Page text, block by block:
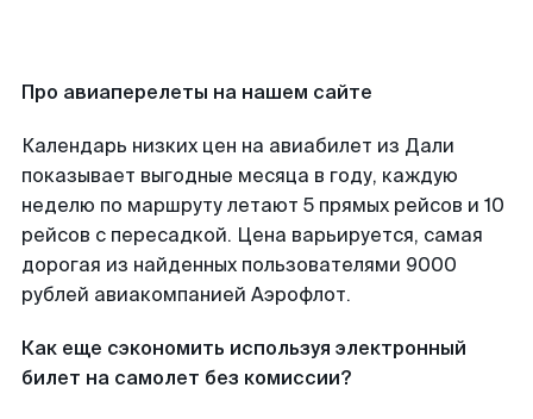
Про авиаперелеты на нашем сайте
Календарь низких цен на авиабилет из Дали
показывает выгодные месяца в году, каждую
неделю по маршруту летают 5 прямых рейсов и 10
рейсов с пересадкой. Цена варьируется, самая
дорогая из найденных пользователями 9000
рублей авиакомпанией Аэрофлот.
Как еще сэкономить используя электронный
билет на самолет без комиссии?